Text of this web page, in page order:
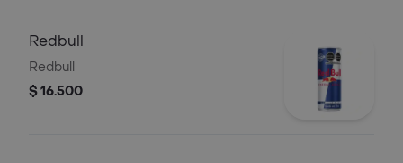
Redbull
Redbull
$ 16.500